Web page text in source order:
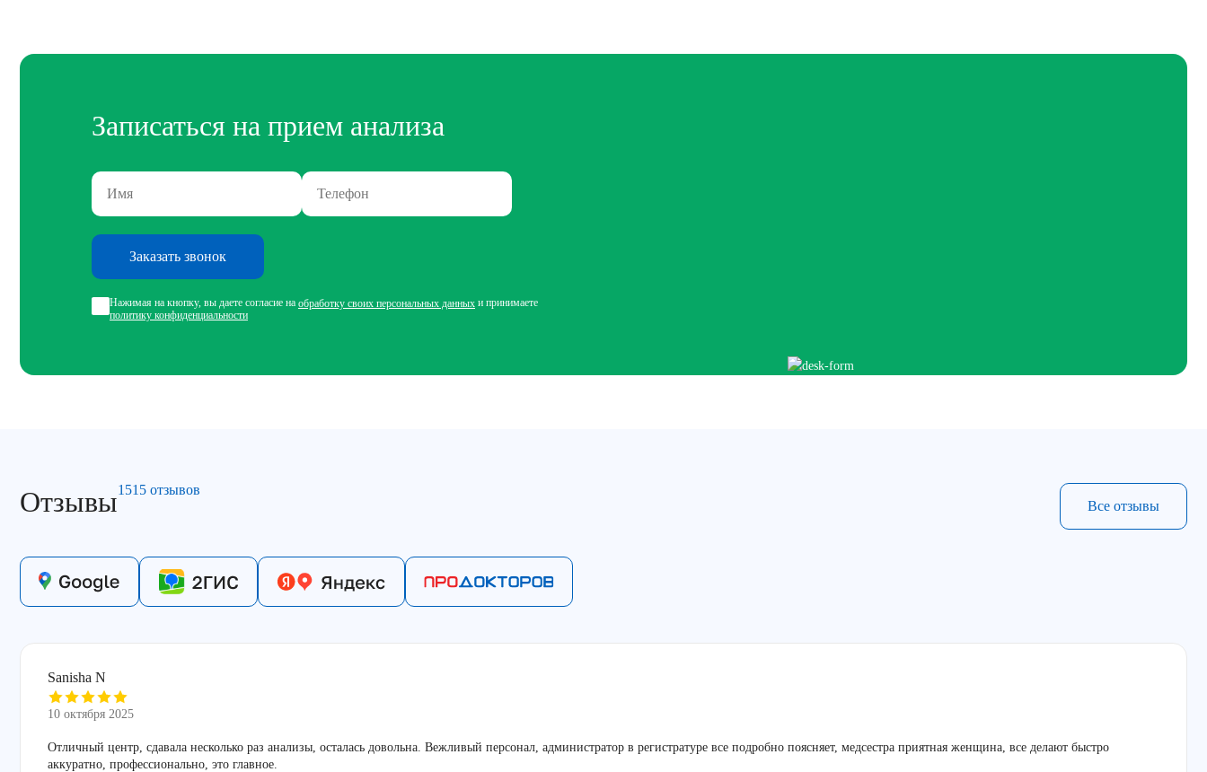
Записаться на прием анализа
Заказать звонок
Нажимая на кнопку, вы даете согласие на обработку своих персональных данных и принимаете
политику конфиденциальности
Отзывы1515 отзывов
Все отзывы
Sanisha N
10 октября 2025
Отличный центр, сдавала несколько раз анализы, осталась довольна. Вежливый персонал, администратор в регистратуре все подробно поясняет, медсестра приятная женщина, все делают быстро
аккуратно, профессионально, это главное.